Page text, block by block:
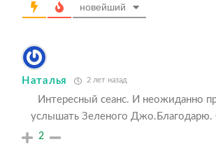
новейший
Наталья 2 лет назад
Интересный сеанс. И неожиданно
услышать Зеленого Джо.Благодарю.
2